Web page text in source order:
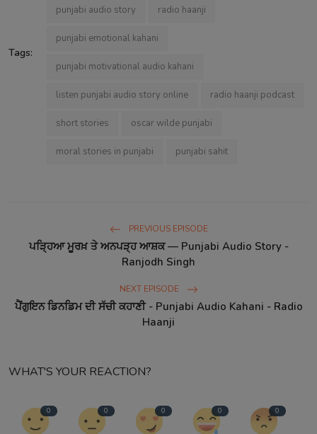
Tags:
punjabi audio story radio haanji
punjabi emotional kahani
punjabi motivational audio kahani
listen punjabi audio story online radio haanji podcast
short stories oscar wilde punjabi
moral stories in punjabi punjabi sahit
PREVIOUS EPISODE
ਪੜ੍ਹਿਆ ਮੂਰਖ਼ ਤੇ ਅਨਪੜ੍ਹ ਆਸ਼ਕ — Punjabi Audio Story -
Ranjodh Singh
NEXT EPISODE
ਪੈਂਗੁਇਨ ਡਿਨਡਿਮ ਦੀ ਸੱਚੀ ਕਹਾਣੀ - Punjabi Audio Kahani - Radio
Haanji
WHAT'S YOUR REACTION?
0 0 0 0 0